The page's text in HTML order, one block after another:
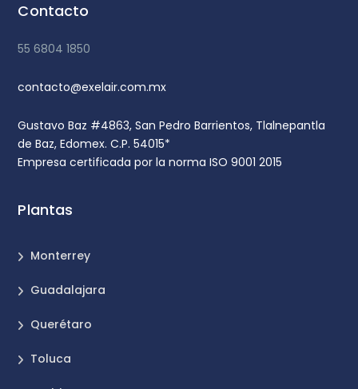
Contacto
55 6804 1850
contacto@exelair.com.mx
Gustavo Baz #4863, San Pedro Barrientos, Tlalnepantla
de Baz, Edomex. C.P. 54015*
Empresa certificada por la norma ISO 9001 2015
Plantas
Monterrey
Guadalajara
Querétaro
Toluca